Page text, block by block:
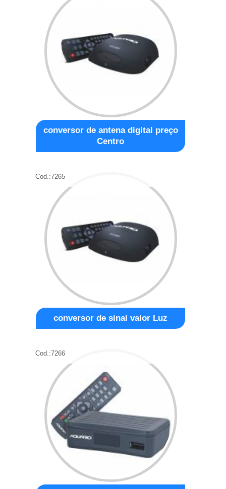
conversor de antena digital preço
Centro
Cod.:7265
conversor de sinal valor Luz
Cod.:7266